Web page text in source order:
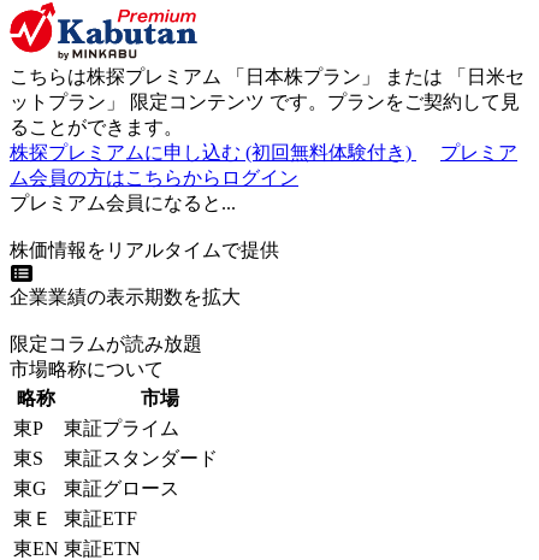
こちらは株探プレミアム 「 日本株プラン 」 または 「 日米セ
ットプラン 」 限定コンテンツ です。プランをご契約して見
ることができます。
株探プレミアムに申し込む (初回無料体験付き)
プレミア
ム会員の方はこちらからログイン
プレミアム会員になると...
株価情報をリアルタイムで提供
企業業績の表示期数を拡大
限定コラムが読み放題
市場略称について
略称
市場
東P
東証プライム
東S
東証スタンダード
東G
東証グロース
東Ｅ
東証ETF
東EN 東証ETN